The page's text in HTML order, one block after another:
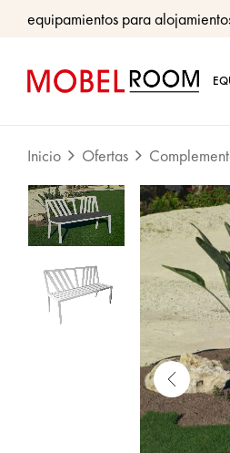
equipamientos para
Inicio Ofertas